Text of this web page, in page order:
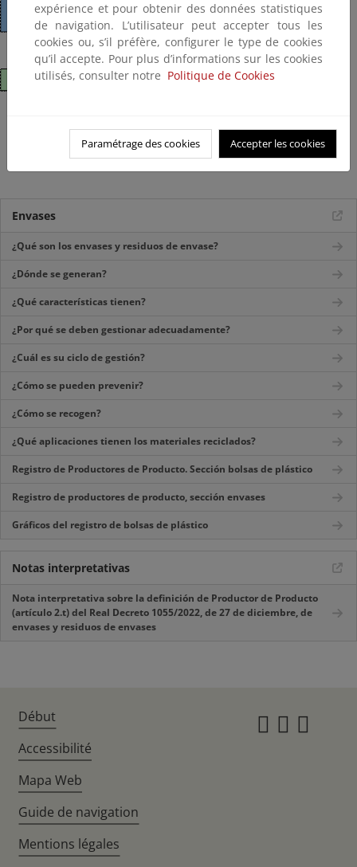
Envases
¿Qué son los envases y residuos de envase?
¿Dónde se generan?
¿Qué características tienen?
¿Por qué se deben gestionar adecuadamente?
¿Cuál es su ciclo de gestión?
¿Cómo se pueden prevenir?
¿Cómo se recogen?
¿Qué aplicaciones tienen los materiales reciclados?
Registro de Productores de Producto. Sección bolsas de plástico
Registro de productores de producto, sección envases
Gráficos del registro de bolsas de plástico
Notas interpretativas
Nota interpretativa sobre la definición de Productor de Producto
(artículo 2.t) del Real Decreto 1055/2022, de 27 de diciembre, de
envases y residuos de envases
expérience et pour obtenir des données statistiques
de navigation. L’utilisateur peut accepter tous les
cookies ou, s’il préfère, configurer le type de cookies
qu’il accepte. Pour plus d’informations sur les cookies
utilisés, consulter notre Politique de Cookies
Paramétrage des cookies Accepter les cookies
Début
Accessibilité
Mapa Web
Guide de navigation
Mentions légales